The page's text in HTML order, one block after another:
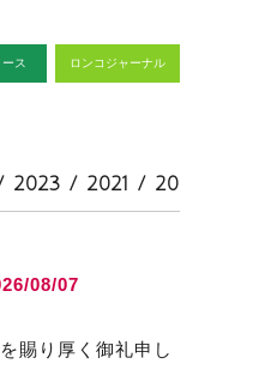
ス ロンコジャーナル
2023 / 2021 / 2020
08/07
賜り厚く御礼申し